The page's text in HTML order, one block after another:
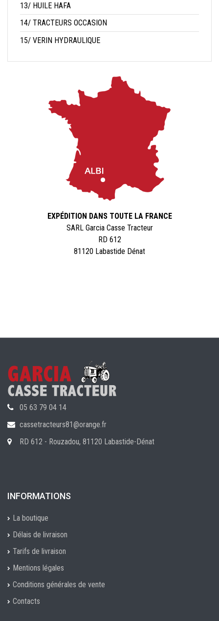
13/ HUILE HAFA
14/ TRACTEURS OCCASION
15/ VERIN HYDRAULIQUE
EXPÉDITION DANS TOUTE LA FRANCE
SARL Garcia Casse Tracteur
RD 612
81120 Labastide Dénat
05 63 79 04 14
cassetracteurs81@orange.fr
RD 612 - Rouzadou, 81120 Labastide-Dénat
INFORMATIONS
La boutique
Délais de livraison
Tarifs de livraison
Mentions légales
Conditions générales de vente
Contacts